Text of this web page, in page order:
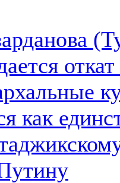
как